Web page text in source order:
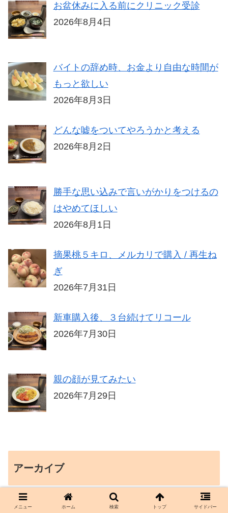
お盆休みに入る前にクリニック受診
2026年8月4日
バイトの辞め時、お金より自由な時間が
もっと欲しい
2026年8月3日
どんな嘘をついてやろうかと考える
2026年8月2日
勝手な思い込みで言いがかりをつけるの
はやめてほしい
2026年8月1日
摘果桃５キロ、メルカリで購入 / 再生ね
ぎ
2026年7月31日
新車購入後、３台続けてリコール
2026年7月30日
親の顔が見てみたい
2026年7月29日
アーカイブ
メニュー ホーム 検索 トップ サイドバー